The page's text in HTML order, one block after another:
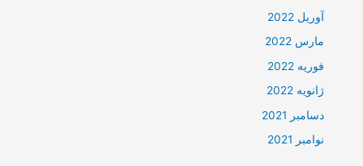
آوریل 2022
مارس 2022
فوریه 2022
ژانویه 2022
دسامبر 2021
نوامبر 2021